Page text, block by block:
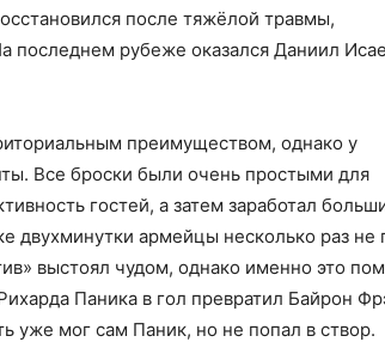
после тяжёлой травмы,
последнем рубеже оказался Даниил
преимуществом, однако у
Все броски были очень простыми для
гостей, а затем заработал
двухминутки армейцы несколько раз не
выстоял чудом, однако именно это
Паника в гол превратил Байрон
уже мог сам Паник, но не попал в створ.